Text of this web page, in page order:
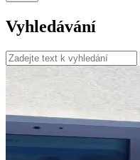
Vyhledávání